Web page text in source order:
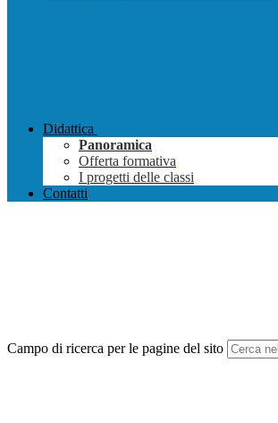
Didattica
Panoramica
Offerta formativa
I progetti delle classi
Contatti
Campo di ricerca per le pagine del sito